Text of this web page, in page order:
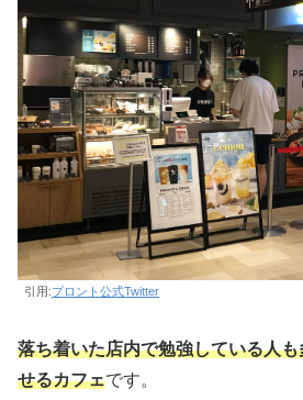
引用:プロント公式Twitter
落ち着いた店内で勉強している人
せるカフェです。